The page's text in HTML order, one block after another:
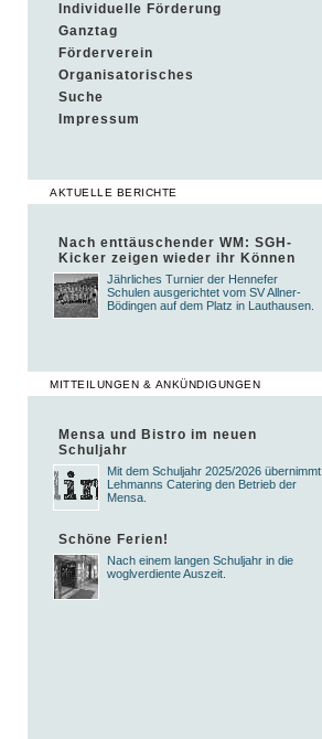
Individuelle Förderung
Ganztag
Förderverein
Organisatorisches
Suche
Impressum
AKTUELLE BERICHTE
Nach enttäuschender WM: SGH-
Kicker zeigen wieder ihr Können
Jährliches Turnier der Hennefer
Schulen ausgerichtet vom SV Allner-
Bödingen auf dem Platz in Lauthausen.
MITTEILUNGEN & ANKÜNDIGUNGEN
Mensa und Bistro im neuen
Schuljahr
Mit dem Schuljahr 2025/2026 übernimmt
Lehmanns Catering den Betrieb der
Mensa.
Schöne Ferien!
Nach einem langen Schuljahr in die
woglverdiente Auszeit.